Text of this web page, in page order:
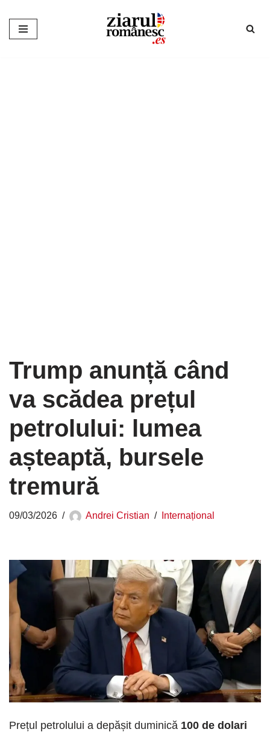
Sari
Trump anunță când
va scădea prețul
petrolului: lumea
așteaptă, bursele
tremură
09/03/2026 Andrei Cristian Internațional
Prețul petrolului a depășit duminică 100 de dolari